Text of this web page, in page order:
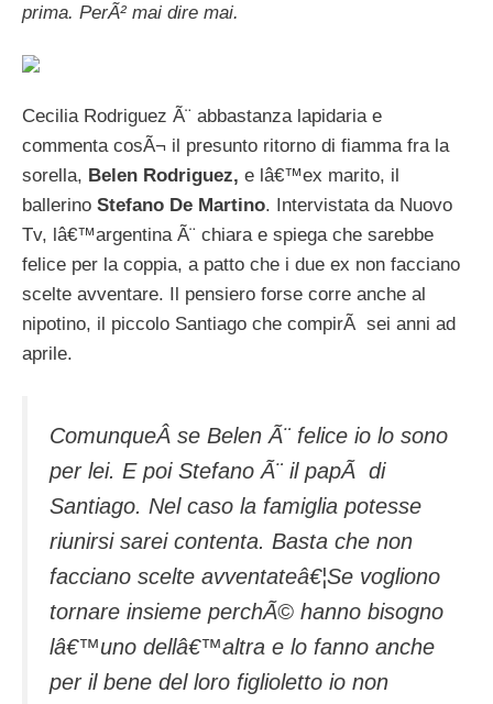
prima. PerÃ² mai dire mai.
Cecilia Rodriguez Ã¨ abbastanza lapidaria e
commenta cosÃ¬ il presunto ritorno di fiamma fra la
sorella, Belen Rodriguez, e lâ€™ex marito, il
ballerino Stefano De Martino. Intervistata da Nuovo
Tv, lâ€™argentina Ã¨ chiara e spiega che sarebbe
felice per la coppia, a patto che i due ex non facciano
scelte avventare. Il pensiero forse corre anche al
nipotino, il piccolo Santiago che compirÃ sei anni ad
aprile.
ComunqueÂ se Belen Ã¨ felice io lo sono
per lei. E poi Stefano Ã¨ il papÃ di
Santiago. Nel caso la famiglia potesse
riunirsi sarei contenta. Basta che non
facciano scelte avventateâ€¦Se vogliono
tornare insieme perchÃ© hanno bisogno
lâ€™uno dellâ€™altra e lo fanno anche
per il bene del loro figlioletto io non